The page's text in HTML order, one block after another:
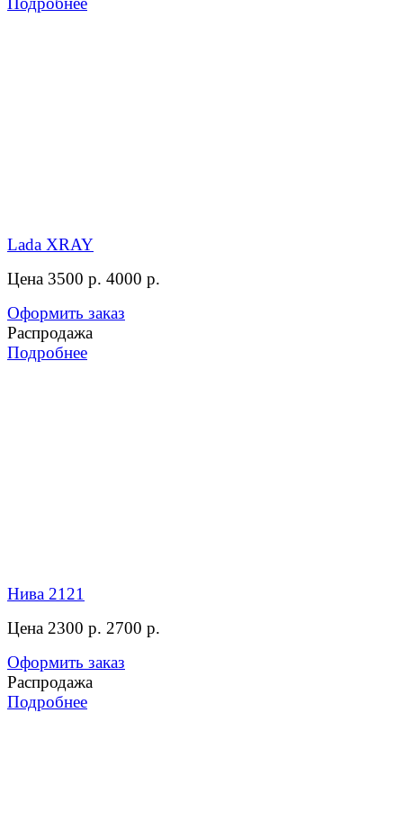
Lada XRAY
Цена 3500 р. 4000 р.
Оформить заказ
Распродажа
Подробнее
Нива 2121
Цена 2300 р. 2700 р.
Оформить заказ
Распродажа
Подробнее